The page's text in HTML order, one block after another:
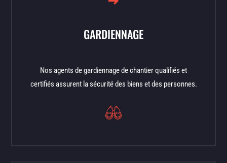
GARDIENNAGE
Nos agents de gardiennage de chantier qualifiés et
certifiés assurent la sécurité des biens et des personnes.